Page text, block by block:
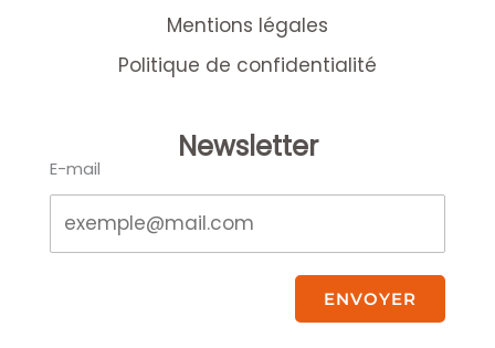
Mentions légales
Politique de confidentialité
Newsletter
E-mail
ENVOYER